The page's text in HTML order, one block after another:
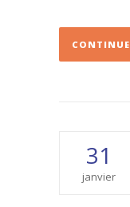
31
janvier